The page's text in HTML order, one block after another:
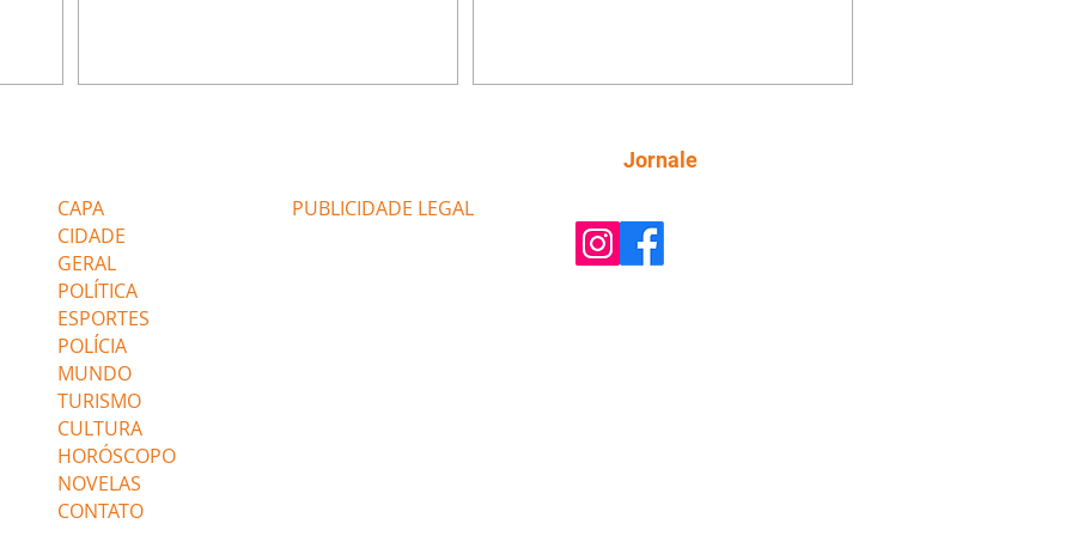
de
termina o relacionamento dos dois.
comentam sobre a possível jazida de
tungstênio na região. Virgínia provoca
CAPA
CIDADE
GERAL
POLÍTICA
ESPORTES
POLÍCIA
MUNDO
TURISMO
CULTURA
HORÓSCOPO
NOVELAS
CONTATO
PUBLICIDADE LEGAL
Jornale